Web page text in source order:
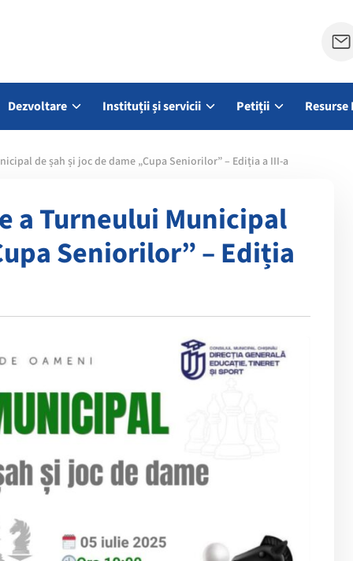
Dezvoltare Instituții și servicii Petiții Resurse
de șah și joc de dame „Cupa Seniorilor” – Ediția a III-a
a Turneului Municipal
Seniorilor” – Ediția